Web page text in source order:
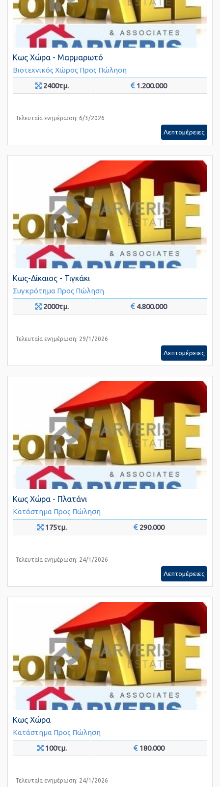
Κως Χώρα - Μαρμαρωτό
Βιοτεχνικός Χώρος Προς Πώληση
2400τμ.
1.200.000
Τελευταία ενημέρωση: 6/3/2026
Λεπτομέρειες
Κως-Δίκαιος - Τιγκάκι
Συγκρότημα Προς Πώληση
2000τμ.
4.800.000
Τελευταία ενημέρωση: 29/1/2026
Λεπτομέρειες
Κως Χώρα - Πλατάνι
Κατάστημα Προς Πώληση
175τμ.
290.000
Τελευταία ενημέρωση: 24/1/2026
Λεπτομέρειες
Κως Χώρα
Κατάστημα Προς Πώληση
100τμ.
180.000
Τελευταία ενημέρωση: 24/1/2026